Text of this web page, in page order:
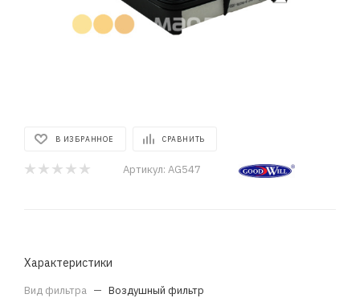
В ИЗБРАННОЕ СРАВНИТЬ
Артикул: AG547
Характеристики
Вид фильтра — Воздушный фильтр